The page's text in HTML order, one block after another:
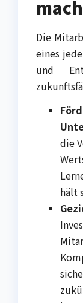
Die
eines
und
die
hält